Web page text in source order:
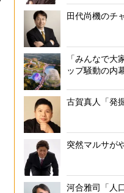
田代尚機のチ
「みんなで大
ップ騒動の内
古賀真人「発
突然マルサが
河合雅司「人